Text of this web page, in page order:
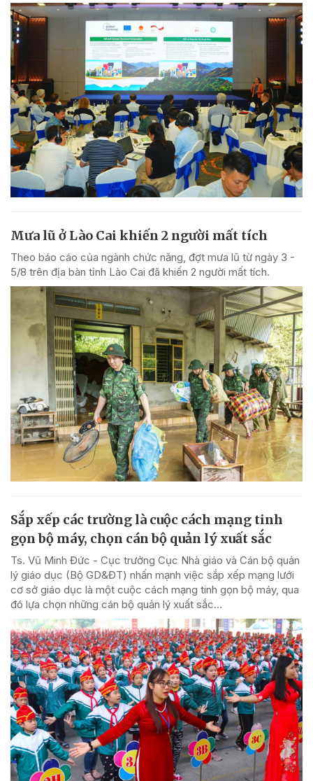
Mưa lũ ở Lào Cai khiến 2 người mất tích
Theo báo cáo của ngành chức năng, đợt mưa lũ từ ngày 3 -
5/8 trên địa bàn tỉnh Lào Cai đã khiến 2 người mất tích.
Sắp xếp các trường là cuộc cách mạng tinh
gọn bộ máy, chọn cán bộ quản lý xuất sắc
Ts. Vũ Minh Đức - Cục trưởng Cục Nhà giáo và Cán bộ quản
lý giáo dục (Bộ GD&ĐT) nhấn mạnh việc sắp xếp mạng lưới
cơ sở giáo dục là một cuộc cách mạng tinh gọn bộ máy, qua
đó lựa chọn những cán bộ quản lý xuất sắc...